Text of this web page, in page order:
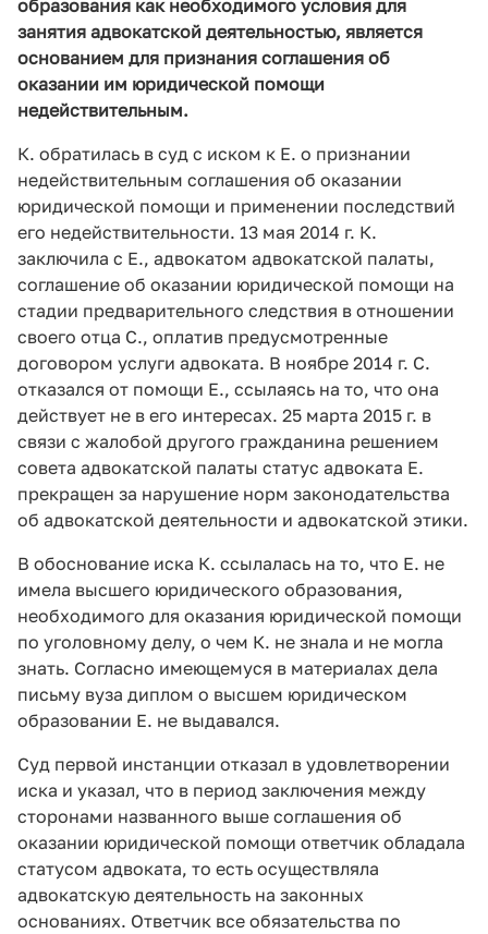
образования как необходимого условия для
занятия адвокатской деятельностью, является
основанием для признания соглашения об
оказании им юридической помощи
недействительным.
К. обратилась в суд с иском к Е. о признании
недействительным соглашения об оказании
юридической помощи и применении последствий
его недействительности. 13 мая 2014 г. К.
заключила с Е., адвокатом адвокатской палаты,
соглашение об оказании юридической помощи на
стадии предварительного следствия в отношении
своего отца С., оплатив предусмотренные
договором услуги адвоката. В ноябре 2014 г. С.
отказался от помощи Е., ссылаясь на то, что она
действует не в его интересах. 25 марта 2015 г. в
связи с жалобой другого гражданина решением
совета адвокатской палаты статус адвоката Е.
прекращен за нарушение норм законодательства
об адвокатской деятельности и адвокатской этики.
В обоснование иска К. ссылалась на то, что Е. не
имела высшего юридического образования,
необходимого для оказания юридической помощи
по уголовному делу, о чем К. не знала и не могла
знать. Согласно имеющемуся в материалах дела
письму вуза диплом о высшем юридическом
образовании Е. не выдавался.
Суд первой инстанции отказал в удовлетворении
иска и указал, что в период заключения между
сторонами названного выше соглашения об
оказании юридической помощи ответчик обладала
статусом адвоката, то есть осуществляла
адвокатскую деятельность на законных
основаниях. Ответчик все обязательства по